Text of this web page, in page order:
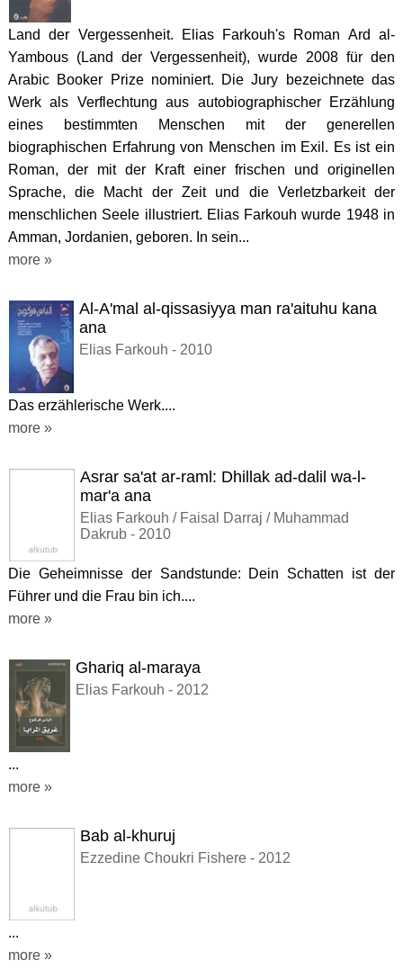
Land der Vergessenheit. Elias Farkouh's Roman Ard al-
Yambous (Land der Vergessenheit), wurde 2008 für den
Arabic Booker Prize nominiert. Die Jury bezeichnete das
Werk als Verflechtung aus autobiographischer Erzählung
eines bestimmten Menschen mit der generellen
biographischen Erfahrung von Menschen im Exil. Es ist ein
Roman, der mit der Kraft einer frischen und originellen
Sprache, die Macht der Zeit und die Verletzbarkeit der
menschlichen Seele illustriert. Elias Farkouh wurde 1948 in
Amman, Jordanien, geboren. In sein...
more »
Al-A'mal al-qissasiyya man ra'aituhu kana
ana
Elias Farkouh - 2010
Das erzählerische Werk....
more »
Asrar sa'at ar-raml: Dhillak ad-dalil wa-l-
mar'a ana
Elias Farkouh / Faisal Darraj / Muhammad
Dakrub - 2010
Die Geheimnisse der Sandstunde: Dein Schatten ist der
Führer und die Frau bin ich....
more »
Ghariq al-maraya
Elias Farkouh - 2012
...
more »
Bab al-khuruj
Ezzedine Choukri Fishere - 2012
...
more »